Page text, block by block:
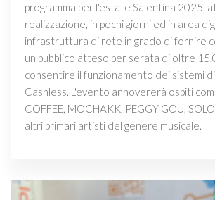
programma per l'estate Salentina 2025,
realizzazione, in pochi giorni ed in area
infrastruttura di rete in grado di fornire
un pubblico atteso per serata di oltre
consentire il funzionamento dei sistemi
Cashless. L'evento annovererà ospiti
COFFEE, MOCHAKK, PEGGY GOU,
altri primari artisti del genere musicale.